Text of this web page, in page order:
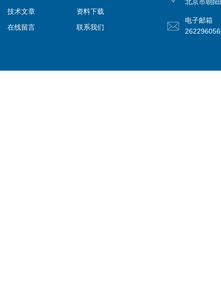
技术文章
资料下载
在线留言
联系我们
电子邮箱